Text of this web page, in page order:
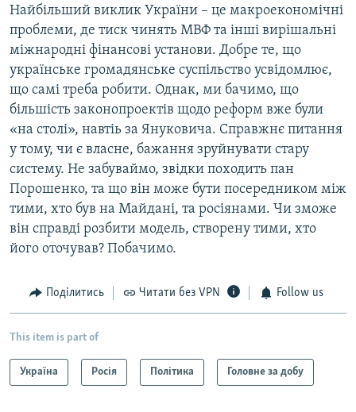
Найбільший виклик України – це макроекономічні
проблеми, де тиск чинять МВФ та інші вирішальні
міжнародні фінансові установи. Добре те, що
українське громадянське суспільство усвідомлює,
що самі треба робити. Однак, ми бачимо, що
більшість законопроектів щодо реформ вже були
«на столі», навтіь за Януковича. Справжнє питання
у тому, чи є власне, бажання зруйнувати стару
систему. Не забуваймо, звідки походить пан
Порошенко, та що він може бути посередником між
тими, хто був на Майдані, та росіянами. Чи зможе
він справді розбити модель, створену тими, хто
його оточував? Побачимо.
Поділитись Читати без VPN Follow us
This item is part of
Україна Росія Політика Головне за добу